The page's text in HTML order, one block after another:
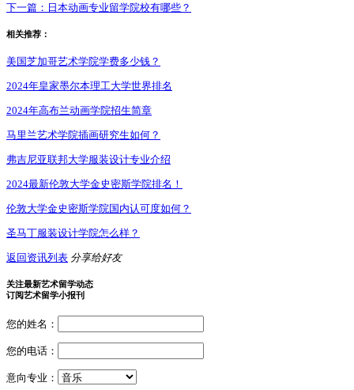
下一篇： 日本动画专业留学院校有哪些？
相关推荐：
美国芝加哥艺术学院学费多少钱？
2024年皇家墨尔本理工大学世界排名
2024年高布兰动画学院招生简章
马里兰艺术学院插画研究生如何？
弗吉尼亚联邦大学服装设计专业介绍
2024最新伦敦大学金史密斯学院排名！
伦敦大学金史密斯学院国内认可度如何？
圣马丁服装设计学院怎么样？
返回资讯列表 分享给好友
关注最新艺术留学动态
订阅艺术留学小报刊
您的姓名：
您的电话：
意向专业：